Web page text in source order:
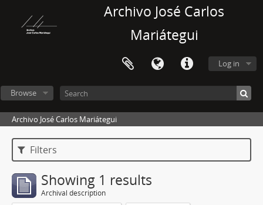
Archivo José Carlos
Mariátegui
Log in
Browse
Archivo José Carlos Mariátegui
Filters
Showing 1 results
Archival description